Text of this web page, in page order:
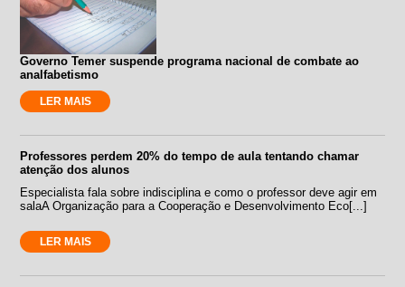
Governo Temer suspende programa nacional de combate ao
analfabetismo
LER MAIS
Professores perdem 20% do tempo de aula tentando chamar
atenção dos alunos
Especialista fala sobre indisciplina e como o professor deve agir em
salaA Organização para a Cooperação e Desenvolvimento Eco[...]
LER MAIS